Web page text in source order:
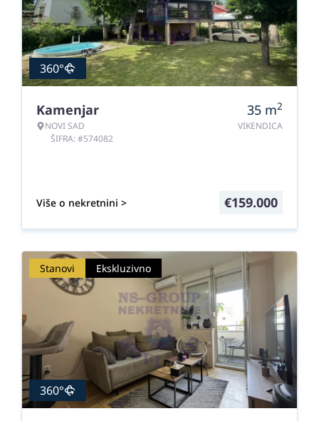
360°
Kamenjar
NOVI SAD
ŠIFRA: #574082
35 m2
VIKENDICA
Više o nekretnini > €159.000
Stanovi Ekskluzivno
360°